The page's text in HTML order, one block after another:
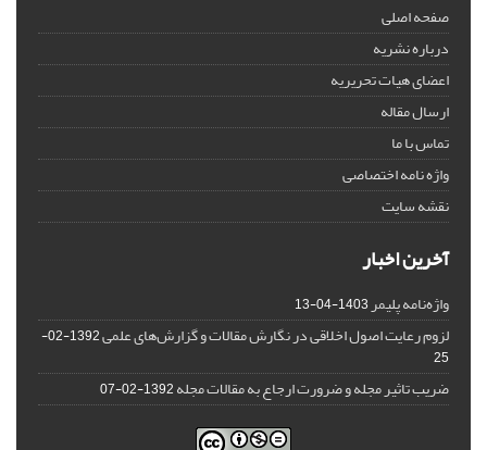
صفحه اصلی
درباره نشریه
اعضای هیات تحریریه
ارسال مقاله
تماس با ما
واژه نامه اختصاصی
نقشه سایت
آخرین اخبار
واژه‌نامه پلیمر1403-04-13
لزوم رعایت اصول اخلاقی در نگارش مقالات و گزارش‌‌های علمی
1392-02-
25
ضریب تاثیر مجله و ضرورت ارجاع به مقالات مجله1392-02-07